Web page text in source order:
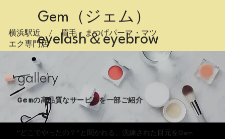
Gem（ジェム）
eyelash＆eyebrow
横浜駅近 / 眉毛・まつげパーマ・マツ
エク専門店
Gemの高品質なサービスを一部ご紹介
​gallery
“どこでやったの？”と聞かれる、洗練された目元をGem